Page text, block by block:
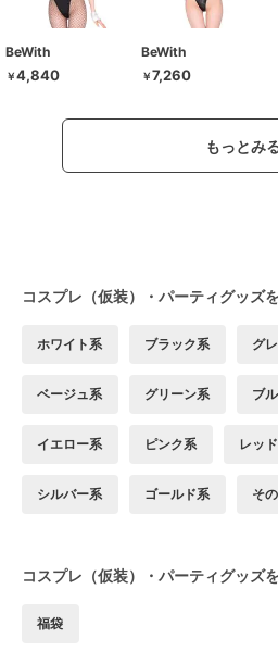
BeWith
￥4,840
BeWith
￥7,260
もっとみ
コスプレ（仮装）・パーティグッズ
ホワイト系 ブラック系 グ
ベージュ系 グリーン系 ブ
イエロー系 ピンク系 レッ
シルバー系 ゴールド系 そ
コスプレ（仮装）・パーティグッズ
福袋